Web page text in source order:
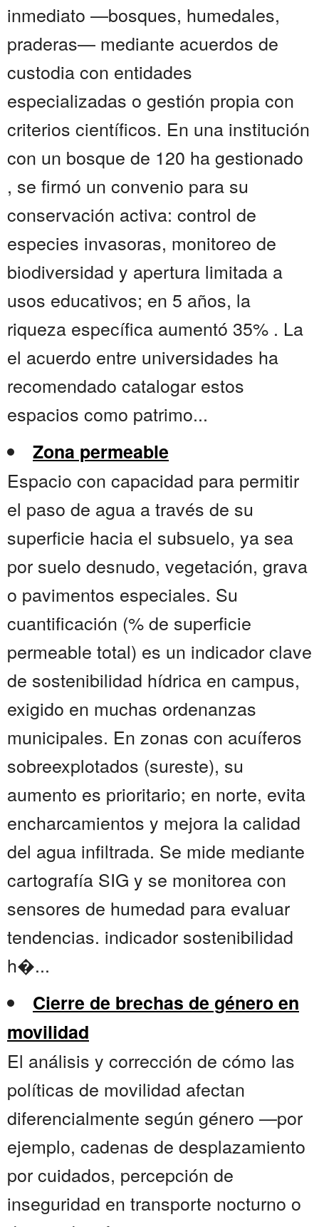
inmediato —bosques, humedales,
praderas— mediante acuerdos de
custodia con entidades
especializadas o gestión propia con
criterios científicos. En una institución
con un bosque de 120 ha gestionado
, se firmó un convenio para su
conservación activa: control de
especies invasoras, monitoreo de
biodiversidad y apertura limitada a
usos educativos; en 5 años, la
riqueza específica aumentó 35% . La
el acuerdo entre universidades ha
recomendado catalogar estos
espacios como patrimo...
Zona permeable
Espacio con capacidad para permitir
el paso de agua a través de su
superficie hacia el subsuelo, ya sea
por suelo desnudo, vegetación, grava
o pavimentos especiales. Su
cuantificación (% de superficie
permeable total) es un indicador clave
de sostenibilidad hídrica en campus,
exigido en muchas ordenanzas
municipales. En zonas con acuíferos
sobreexplotados (sureste), su
aumento es prioritario; en norte, evita
encharcamientos y mejora la calidad
del agua infiltrada. Se mide mediante
cartografía SIG y se monitorea con
sensores de humedad para evaluar
tendencias. indicador sostenibilidad
h�...
Cierre de brechas de género en
movilidad
El análisis y corrección de cómo las
políticas de movilidad afectan
diferencialmente según género —por
ejemplo, cadenas de desplazamiento
por cuidados, percepción de
inseguridad en transporte nocturno o